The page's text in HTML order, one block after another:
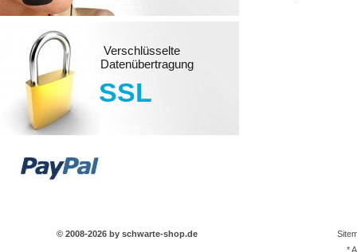
Verschlüsselte
Datenübertragung
SSL
© 2008-2026 by schwarte-shop.de
*